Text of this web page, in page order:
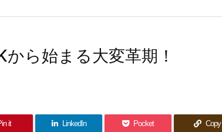
ら始まる大変革期！
it LinkedIn Pocket Copy